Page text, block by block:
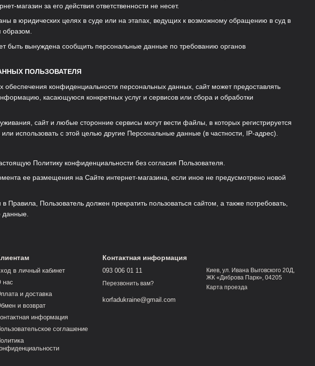
магазин за его действия ответственности не несет.
в юридических целях в суде или на этапах, ведущих к возможному обращению в суд в
образом.
быть вынуждена сообщить персональные данные по требованию органов
ПОЛЬЗОВАТЕЛЯ
конфиденциальности персональных данных, сайт может предоставлять
касающуюся конкретных услуг и сервисов или сбора и обработки
сайт и любые сторонние сервисы могут вести файлы, в которых регистрируется
использовать с этой целью другие Персональные данные (в частности, IP-адрес).
Политику конфиденциальности без согласия Пользователя.
ее размещения на Сайте интернет-магазина, если иное не предусмотрено новой
Пользователь должен прекратить пользоваться сайтом, а также потребовать,
данные.
в личный кабинет
нас
и доставка
и возврат
информация
соглашение
Контактная информация
093 006 01 11
Перезвонить вам?
korfadukraine@gmail.com
Киев, ул. Ивана Выговского 20Д,
ЖК «Диброва Парк», 04205
Карта проезда